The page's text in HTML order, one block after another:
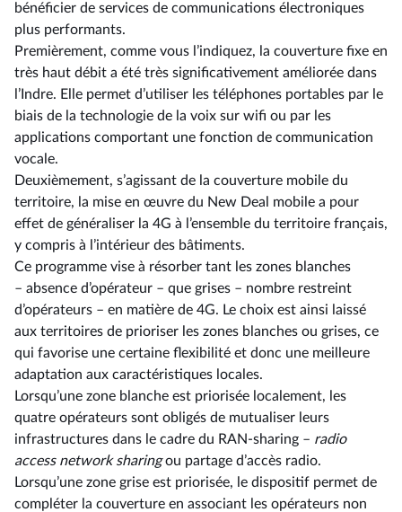
bénéficier de services de communications électroniques
plus performants.
Premièrement, comme vous l’indiquez, la couverture fixe en
très haut débit a été très significativement améliorée dans
l’Indre. Elle permet d’utiliser les téléphones portables par le
biais de la technologie de la voix sur wifi ou par les
applications comportant une fonction de communication
vocale.
Deuxièmement, s’agissant de la couverture mobile du
territoire, la mise en œuvre du New Deal mobile a pour
effet de généraliser la 4G à l’ensemble du territoire français,
y compris à l’intérieur des bâtiments.
Ce programme vise à résorber tant les zones blanches
–⁠ absence d’opérateur – que grises –⁠ nombre restreint
d’opérateurs – en matière de 4G. Le choix est ainsi laissé
aux territoires de prioriser les zones blanches ou grises, ce
qui favorise une certaine flexibilité et donc une meilleure
adaptation aux caractéristiques locales.
Lorsqu’une zone blanche est priorisée localement, les
quatre opérateurs sont obligés de mutualiser leurs
infrastructures dans le cadre du RAN-sharing –⁠ radio
access network sharingou partage d’accès radio.
Lorsqu’une zone grise est priorisée, le dispositif permet de
compléter la couverture en associant les opérateurs non